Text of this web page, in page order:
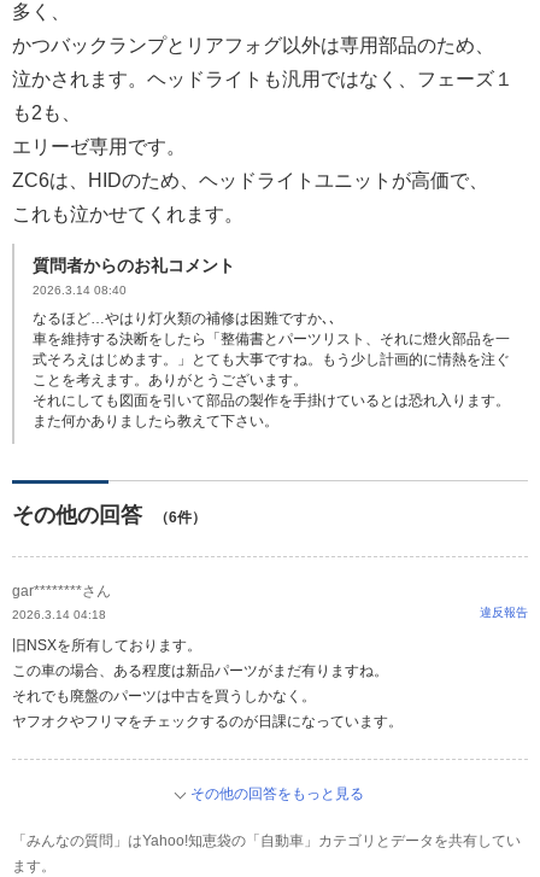
多く、
かつバックランプとリアフォグ以外は専用部品のため、
泣かされます。ヘッドライトも汎用ではなく、フェーズ１
も2も、
エリーゼ専用です。
ZC6は、HIDのため、ヘッドライトユニットが高価で、
これも泣かせてくれます。
質問者からのお礼コメント
2026.3.14 08:40
なるほど…やはり灯火類の補修は困難ですか､､
車を維持する決断をしたら「整備書とパーツリスト、それに燈火部品を一
式そろえはじめます。」とても大事ですね。もう少し計画的に情熱を注ぐ
ことを考えます。ありがとうございます。
それにしても図面を引いて部品の製作を手掛けているとは恐れ入ります。
また何かありましたら教えて下さい。
その他の回答 （6件）
gar********さん
2026.3.14 04:18 違反報告
旧NSXを所有しております。
この車の場合、ある程度は新品パーツがまだ有りますね。
それでも廃盤のパーツは中古を買うしかなく。
ヤフオクやフリマをチェックするのが日課になっています。
その他の回答をもっと見る
「みんなの質問」はYahoo!知恵袋の「自動車」カテゴリとデータを共有してい
ます。